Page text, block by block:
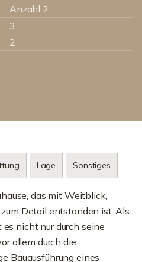
Anzahl 2
3
2
Lage Sonstiges
das mit Weitblick,
Detail entstanden ist. Als
nicht nur durch seine
allem durch die
Bauausführung eines